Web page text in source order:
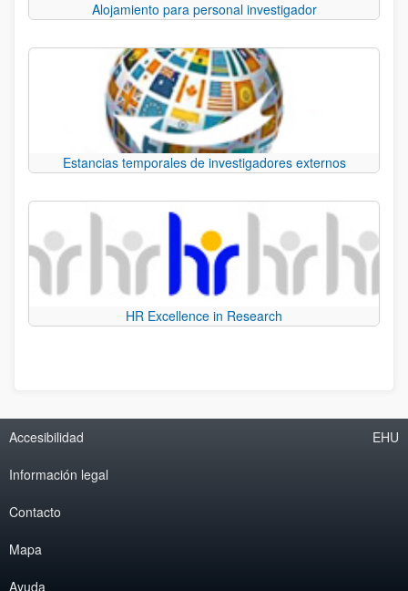
Alojamiento para personal investigador
Estancias temporales de investigadores externos
HR Excellence in Research
Accesibilidad
Información legal
Contacto
Mapa
Ayuda
EHU